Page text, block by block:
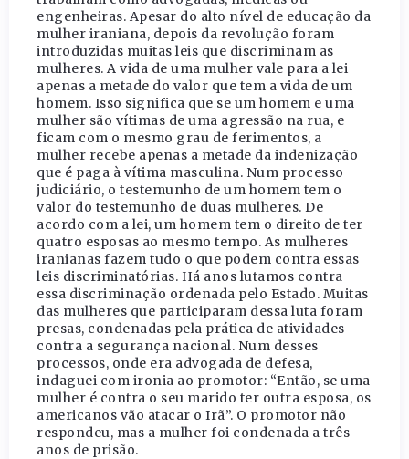
engenheiras. Apesar do alto nível de educação da
mulher iraniana, depois da revolução foram
introduzidas muitas leis que discriminam as
mulheres. A vida de uma mulher vale para a lei
apenas a metade do valor que tem a vida de um
homem. Isso significa que se um homem e uma
mulher são vítimas de uma agressão na rua, e
ficam com o mesmo grau de ferimentos, a
mulher recebe apenas a metade da indenização
que é paga à vítima masculina. Num processo
judiciário, o testemunho de um homem tem o
valor do testemunho de duas mulheres. De
acordo com a lei, um homem tem o direito de ter
quatro esposas ao mesmo tempo. As mulheres
iranianas fazem tudo o que podem contra essas
leis discriminatórias. Há anos lutamos contra
essa discriminação ordenada pelo Estado. Muitas
das mulheres que participaram dessa luta foram
presas, condenadas pela prática de atividades
contra a segurança nacional. Num desses
processos, onde era advogada de defesa,
indaguei com ironia ao promotor: “Então, se uma
mulher é contra o seu marido ter outra esposa, os
americanos vão atacar o Irã”. O promotor não
respondeu, mas a mulher foi condenada a três
anos de prisão.